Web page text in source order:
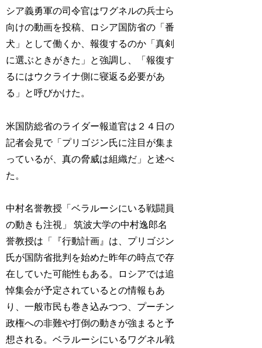
シア義勇軍の司令官はワグネルの兵士ら
向けの動画を投稿、ロシア国防省の「番
犬」として働くか、報復するのか「真剣
に選ぶときがきた」と強調し、「報復す
るにはウクライナ側に寝返る必要があ
る」と呼びかけた。
米国防総省のライダー報道官は２４日の
記者会見で「プリゴジン氏に注目が集ま
っているが、真の脅威は組織だ」と述べ
た。
中村名誉教授「ベラルーシにいる戦闘員
の動きも注視」 筑波大学の中村逸郎名
誉教授は「『行動計画』は、プリゴジン
氏が国防省批判を始めた昨年の時点で存
在していた可能性もある。ロシアでは追
悼集会が予定されているとの情報もあ
り、一般市民も巻き込みつつ、プーチン
政権への非難や打倒の動きが強まると予
想される。ベラルーシにいるワグネル戦